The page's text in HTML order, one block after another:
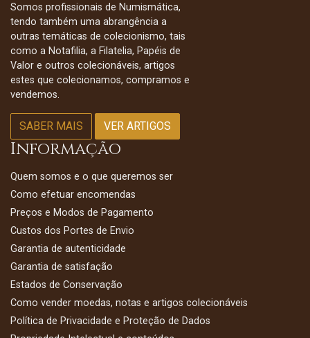
Somos profissionais de Numismática,
tendo também uma abrangência a
outras temáticas de colecionismo, tais
como a Notafilia, a Filatelia, Papéis de
Valor e outros colecionáveis, artigos
estes que colecionamos, compramos e
vendemos.
SABER MAIS VER ARTIGOS
Informação
Quem somos e o que queremos ser
Como efetuar encomendas
Preços e Modos de Pagamento
Custos dos Portes de Envio
Garantia de autenticidade
Garantia de satisfação
Estados de Conservação
Como vender moedas, notas e artigos colecionáveis
Política de Privacidade e Proteção de Dados